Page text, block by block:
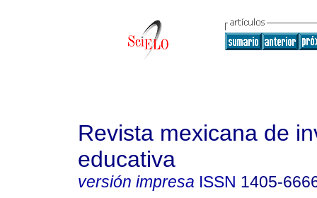
Revista mexicana de
educativa
versión impresa ISSN 1405-